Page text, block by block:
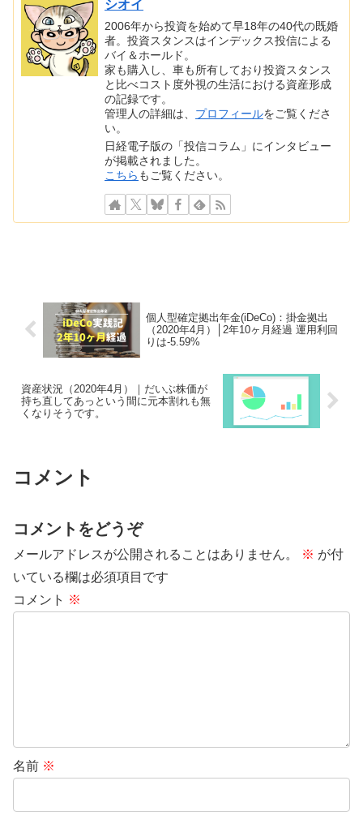
シオイ
2006年から投資を始めて早18年の40代の既婚
者。投資スタンスはインデックス投信による
バイ＆ホールド。
家も購入し、車も所有しており投資スタンス
と比べコスト度外視の生活における資産形成
の記録です。
管理人の詳細は、 プロフィールをご覧くださ
い。
日経電子版の「投信コラム」にインタビュー
が掲載されました。
こちら もご覧ください。
個人型確定拠出年金(iDeCo)：掛金拠出
（2020年4月）│2年10ヶ月経過 運用利回
りは-5.59%
資産状況（2020年4月）｜だいぶ株価が
持ち直してあっという間に元本割れも無
くなりそうです。
コメント
コメントをどうぞ
メールアドレスが公開されることはありません。 ※ が付
いている欄は必須項目です
コメント ※
名前 ※